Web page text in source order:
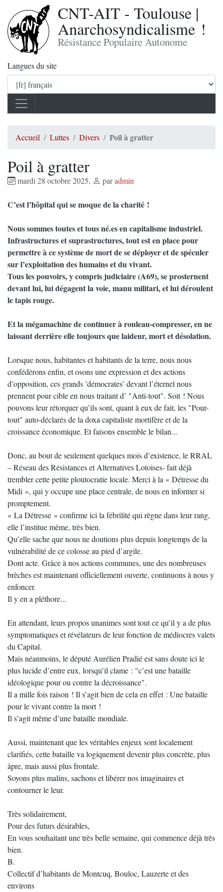
CNT-AIT - Toulouse |
Anarchosyndicalisme !
Résistance Populaire Autonome
Langues du site
Accueil Luttes Divers Poil à gratter
Poil à gratter
mardi 28 octobre 2025, paradmin
C’est l’hôpital qui se moque de la charité !
Nous sommes toutes et tous né.es en capitalisme industriel.
Infrastructures et suprastructures, tout est en place pour
permettre à ce système de mort de se déployer et de spéculer
sur l’exploitation des humains et du vivant.
Tous les pouvoirs, y compris judiciaire (A69), se prosternent
devant lui, lui dégagent la voie, manu militari, et lui déroulent
le tapis rouge.
Et la mégamachine de continuer à rouleau-compresser, en ne
laissant derrière elle toujours que laideur, mort et désolation.
Lorsque nous, habitantes et habitants de la terre, nous nous
confédérons enfin, et osons une expression et des actions
d’opposition, ces grands ’démocrates’ devant l’éternel nous
prennent pour cible en nous traitant d’ "Anti-tout". Soit ! Nous
pouvons leur rétorquer qu’ils sont, quant à eux de fait, les "Pour-
tout" auto-déclarés de la doxa capitaliste mortifère et de la
croissance économique. Et faisons ensemble le bilan...
Donc, au bout de seulement quelques mois d’existence, le RRAL
– Réseau des Résistances et Alternatives Lotoises- fait déjà
trembler cette petite ploutocratie locale. Merci à la « Détresse du
Midi », qui y occupe une place centrale, de nous en informer si
promptement.
« La Détresse » confirme ici la fébrilité qui règne dans leur rang,
elle l’institue même, très bien.
Qu’elle sache que nous ne doutions plus depuis longtemps de la
vulnérabilité de ce colosse au pied d’argile.
Dont acte. Grâce à nos actions communes, une des nombreuses
brèches est maintenant officiellement ouverte, continuons à nous y
enfoncer.
Il y en a pléthore...
En attendant, leurs propos unanimes sont tout ce qu’il y a de plus
symptomatiques et révélateurs de leur fonction de médiocres valets
du Capital.
Mais néanmoins, le député Aurélien Pradié est sans doute ici le
plus lucide d’entre eux, lorsqu’il clame : "c’est une bataille
idéologique pour ou contre la décroissance".
Il a mille fois raison ! Il s’agit bien de cela en effet : Une bataille
pour le vivant contre la mort !
Il s’agit même d’une bataille mondiale.
Aussi, maintenant que les véritables enjeux sont localement
clarifiés, cette bataille va logiquement devenir plus concrète, plus
âpre, mais aussi plus frontale.
Soyons plus malins, sachons et libérer nos imaginaires et
contourner le leur.
Très solidairement,
Pour des futurs désirables,
En vous souhaitant une très belle semaine, qui commence déjà très
bien.
B.
Collectif d’habitants de Montcuq, Bouloc, Lauzerte et des
environs